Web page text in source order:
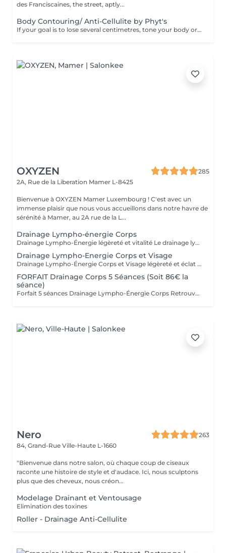
des Franciscaines, the street, aptly...
Body Contouring/ Anti-Cellulite by Phyt's
If your goal is to lose several centimetres, tone your body or reduce cellulite, this treatment developed by Phyt's laboratories is for you. Together with adapting some lifestyle habits, and adopting others, you will obtain the results you're looking for. This treatment starts with a stimulating foot refresher and pressure point massage.
OXYZEN
285
2A, Rue de la Liberation Mamer L-8425
Bienvenue à OXYZEN Mamer Luxembourg ! C'est avec un
immense plaisir que nous vous accueillons dans notre havre de
sérénité à Mamer, au 2A rue de la L...
Drainage Lympho-énergie Corps
Drainage Lympho-Énergie légèreté et vitalité Le drainage lympho-énergie est une méthode douce qui stimule le système lymphatique pour libérer les toxines, réduire la rétention d'eau et améliorer la circulation. Par des gestes précis et respectueux du corps, cette technique procure une sensation de légèreté, apaise le stress et redonne de l'énergie. Bienfaits : affiner la silhouette, diminuer la cellulite, soulager les jambes lourdes, améliorer la circulation, restaurer vitalité et équilibre. Pour prolonger et optimiser les résultats, découvrez nos cartes forfaits à tarif avantageux. Idéal aussi pour faire plaisir sous forme de bon cadeau. - FORFAIT Drainage Corps 5 Séances 430€ ( soit 86€ la séance ) - FORFAIT Drainage Corps 10 Séances 790€ ( soit 79€ la séance ) Déconseillé aux femmes enceintes. Pour en savoir plus, cliquez ici : https://www.oxyzen.lu Avertissement : Nos soins sont dédiés au bien-être et à la relaxation. Ils ne remplacent pas un suivi médical et ne relèvent pas de la kinésithérapie.
Drainage Lympho-Energie Corps et Visage
Drainage Lympho-Énergie Corps et Visage légèreté et éclat Le drainage lympho-énergie est une méthode douce qui stimule le système lymphatique et libère les toxines pour rétablir équilibre et vitalité. * Visage : réduit rides et imperfections, illumine le teint, raffermit l'ovale, atténue acné et couperose, diminue les poches et favorise un véritable lifting naturel. * Corps : aide à lutter contre la cellulite et la rétention d'eau, soulage les jambes lourdes, améliore la circulation, apaise le stress et redonne de l'énergie. Un soin complet qui agit autant sur l'esthétique que sur le bien-être intérieur. Pour optimiser les résultats, découvrez nos cartes forfaits à tarif avantageux. Idéal aussi pour offrir en bon cadeau. Déconseillé aux femmes enceintes. Pour en savoir plus, cliquez ici : https://www.oxyzen.lu Avertissement : Nos soins sont dédiés au bien-être et à la relaxation. Ils ne remplacent pas un suivi médical et ne relèvent pas de la kinésithérapie.
FORFAIT Drainage Corps 5 Séances (Soit 86€ la
séance)
Forfait 5 séances Drainage Lympho-Énergie Corps Retrouvez une silhouette affinée, des jambes légères et plus de vitalité grâce à notre forfait de 5 séances de drainage lympho-énergie corps. Cette méthode naturelle agit sur la circulation, la cellulite, la rétention d'eau, le stress et la perte d'énergie. Avec ce forfait, vous bénéficiez d'un tarif préférentiel : 86 € la séance au lieu de 94 €, soit une remise d'environ 8,5 %. Avantages du forfait : - Résultats renforcés et durables au fil des séances - Accompagnement personnalisé et adapté à vos besoins - Économies substantielles par rapport aux séances unitaires - Flexibilité dans la planification de vos rendez-vous Ce forfait est également le cadeau idéal à offrir à un proche pour lui faire découvrir les bienfaits du drainage lympho-énergie. Déconseillé aux femmes enceintes. Pour en savoir plus, cliquez ici : https://www.oxyzen.lu
Nero
263
84, Grand-Rue Ville-Haute L-1660
"Bienvenue dans notre salon, où chaque coup de ciseaux
raconte une histoire de style et d'audace. Ici, nous sculptons
plus que des cheveux, nous créon...
Modelage Drainant et Ventousage
Elimination des toxines
Roller - Drainage Anti-Cellulite